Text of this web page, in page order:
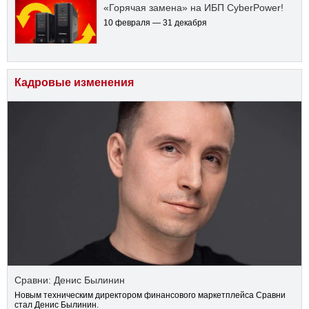
«Горячая замена» на ИБП CyberPower!
10 февраля — 31 декабря
Кадровые изменения
Сравни: Денис Былинин
Новым техническим директором финансового маркетплейса Сравни
стал Денис Былинин.